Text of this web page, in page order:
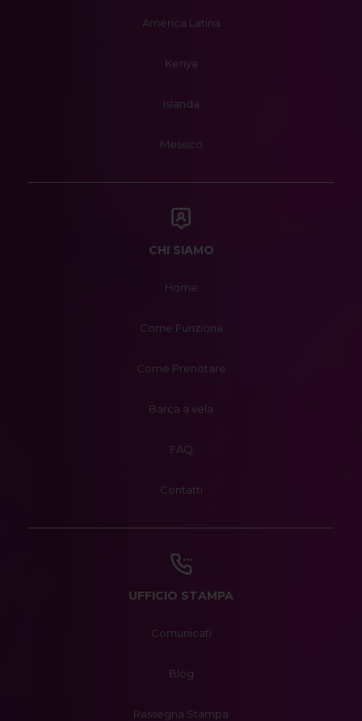
America Latina
Kenya
Islanda
Messico
CHI SIAMO
Home
Come Funziona
Come Prenotare
Barca a vela
FAQ
Contatti
UFFICIO STAMPA
Comunicati
Blog
Rassegna Stampa